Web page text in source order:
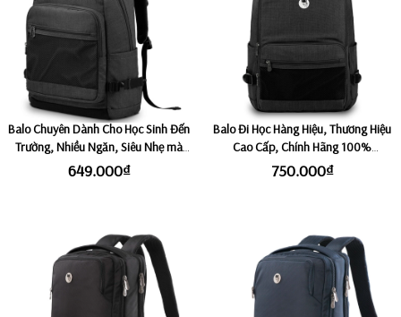
Balo Chuyên Dành Cho Học Sinh Đến
Trường, Nhiều Ngăn, Siêu Nhẹ mà
Rộng Rãi, Phù Hợp Mang Đi Học
649.000₫
Balo Đi Học Hàng Hiệu, Thương Hiệu
Cao Cấp, Chính Hãng 100%
MIKKOR LOUIE - Graphite
750.000₫